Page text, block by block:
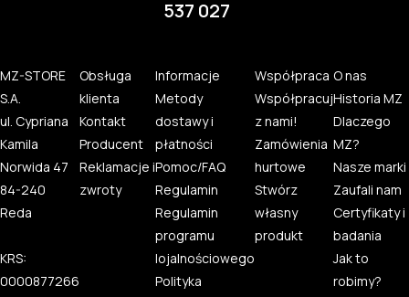
537 027
MZ-STORE
S.A.
ul. Cypriana
Kamila
Norwida 47
84-240
Reda
KRS:
0000877266
Obsługa
klienta
Kontakt
Producent
Reklamacje i
zwroty
Informacje
Metody
dostawy i
płatności
Pomoc/FAQ
Regulamin
Regulamin
programu
lojalnościowego
Polityka
Współpraca
Współpracuj
z nami!
Zamówienia
hurtowe
Stwórz
własny
produkt
O nas
Historia MZ
Dlaczego
MZ?
Nasze marki
Zaufali nam
Certyfikaty i
badania
Jak to
robimy?